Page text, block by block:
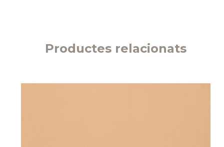
Productes relacionats